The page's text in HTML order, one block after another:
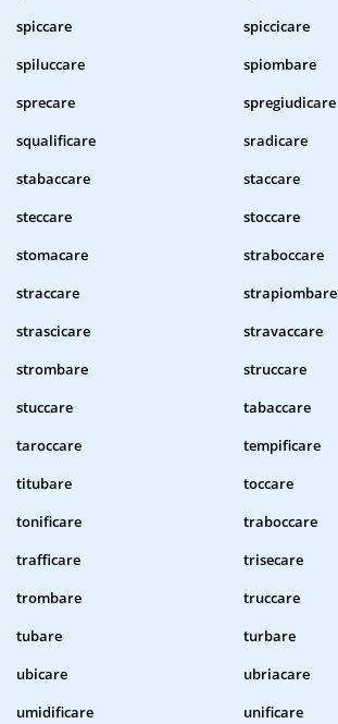
spiccare
spiccicare
spiluccare
spiombare
sprecare
spregiudicare
squalificare
sradicare
stabaccare
staccare
steccare
stoccare
stomacare
straboccare
straccare
strapiombare
strascicare
stravaccare
strombare
struccare
stuccare
tabaccare
taroccare
tempificare
titubare
toccare
tonificare
traboccare
trafficare
trisecare
trombare
truccare
tubare
turbare
ubicare
ubriacare
umidificare
unificare